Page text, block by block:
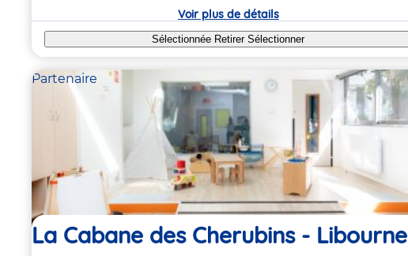
Voir plus de détails
Sélectionnée RetirerSélectionner
Partenaire
La Cabane des Cherubins - Libourne